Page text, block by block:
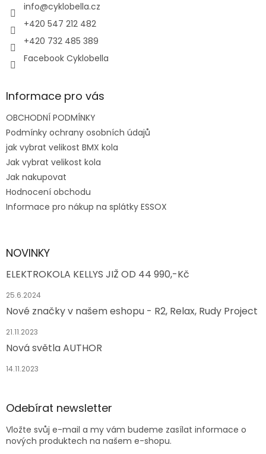
info@cyklobella.cz
+420 547 212 482
+420 732 485 389
Facebook Cyklobella
Informace pro vás
OBCHODNÍ PODMÍNKY
Podmínky ochrany osobních údajů
jak vybrat velikost BMX kola
Jak vybrat velikost kola
Jak nakupovat
Hodnocení obchodu
Informace pro nákup na splátky ESSOX
NOVINKY
ELEKTROKOLA KELLYS JIŽ OD 44 990,-Kč
25.6.2024
Nové značky v našem eshopu - R2, Relax, Rudy Project
21.11.2023
Nová světla AUTHOR
14.11.2023
Odebírat newsletter
Vložte svůj e-mail a my vám budeme zasílat informace o
nových produktech na našem e-shopu.